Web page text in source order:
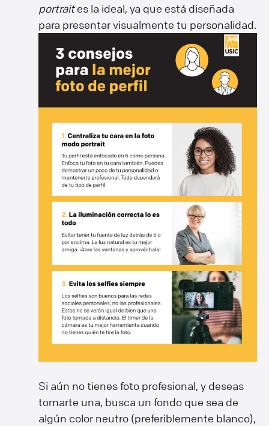
portraites la ideal, ya que está diseñada
para presentar visualmente tu personalidad.
Si aún no tienes foto profesional, y deseas
tomarte una, busca un fondo que sea de
algún color neutro (preferiblemente blanco),